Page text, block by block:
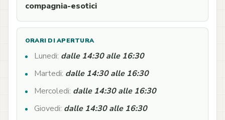
compagnia-esotici
ORARI DI APERTURA
Lunedi: dalle 14:30 alle 16:30
Martedi: dalle 14:30 alle 16:30
Mercoledi: dalle 14:30 alle 16:30
Giovedi: dalle 14:30 alle 16:30